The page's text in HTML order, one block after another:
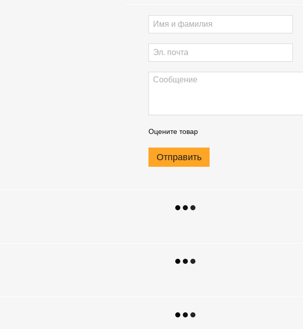
Оцените товар
Отправить